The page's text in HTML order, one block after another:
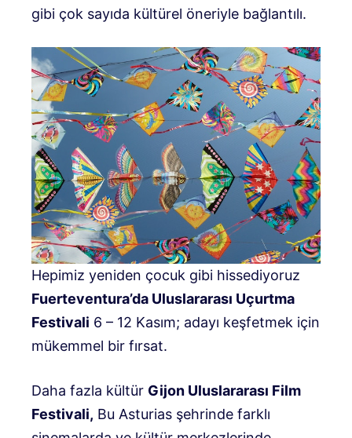
gibi çok sayıda kültürel öneriyle bağlantılı.
Hepimiz yeniden çocuk gibi hissediyoruz
Fuerteventura’da Uluslararası Uçurtma
Festivali 6 – 12 Kasım; adayı keşfetmek için
mükemmel bir fırsat.
Daha fazla kültür Gijon Uluslararası Film
Festivali, Bu Asturias şehrinde farklı